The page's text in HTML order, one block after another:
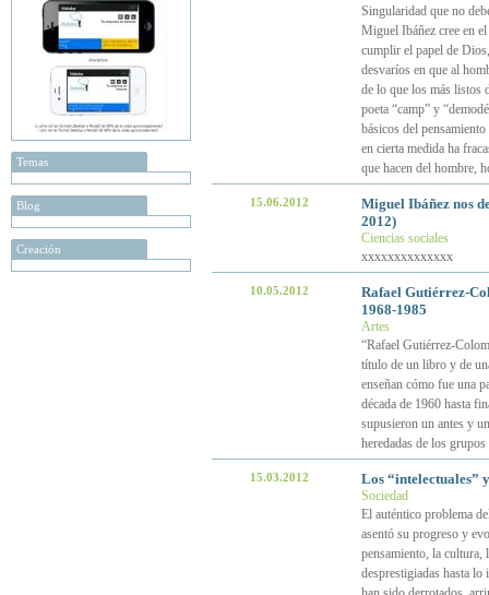
Temas
Blog
Creación
Singularidad que no
Miguel Ibáñez cree en
cumplir el papel de
desvaríos en que al
de lo que los más listos
poeta “camp” y
básicos del
en cierta medida ha
que hacen del hombre,
15.06.2012
Miguel Ibáñez nos
2012)
Ciencias sociales
xxxxxxxxxxxxxx
10.05.2012
Rafael Gutiérrez-
1968-1985
Artes
“Rafael Gutiérrez-
título de un libro y de
enseñan cómo fue una
década de 1960 hasta
supusieron un antes y
heredadas de los
15.03.2012 Los “intelectuales”
Sociedad
El auténtico problema
asentó su progreso y
pensamiento, la
desprestigiadas hasta lo